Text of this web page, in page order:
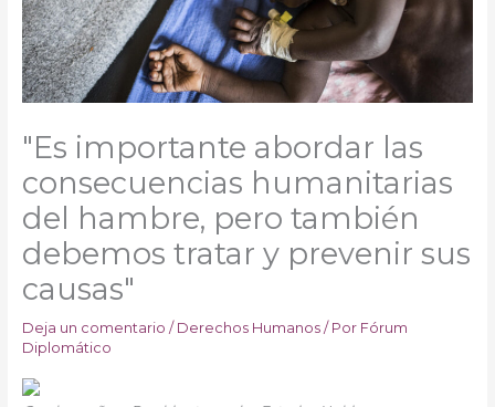
"Es importante abordar las
consecuencias humanitarias
del hambre, pero también
debemos tratar y prevenir sus
causas"
Deja un comentario / Derechos Humanos/ Por Fórum
Diplomático